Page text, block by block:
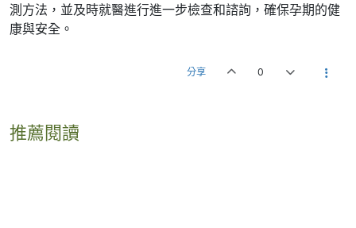
測方法，並及時就醫進行進一步檢查和諮詢，確保孕期的健
康與安全。
分享 0
推薦閱讀